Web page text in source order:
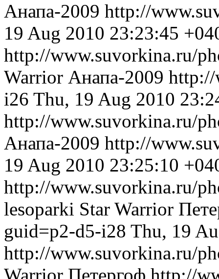
Анапа-2009 http://
19 Aug 2010 23:23:45
http://www.suvorkina.ru/
Warrior Анапа-2009 http://
i26 Thu, 19 Aug 2010
http://www.suvorkina.ru/
Анапа-2009 http://
19 Aug 2010 23:25:10
http://www.suvorkina.ru/
lesoparki Star Warrior
guid=p2-d5-i28 Thu, 19
http://www.suvorkina.ru/